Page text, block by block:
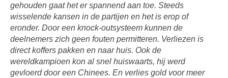
gehouden gaat het er spannend aan toe. Steeds
wisselende kansen in de partijen en het is erop of
eronder. Door een knock-outsysteem kunnen de
deelnemers zich geen fouten permitteren. Verliezen is
direct koffers pakken en naar huis. Ook de
wereldkampioen kon al snel huiswaarts, hij werd
gevloerd door een Chinees. En verlies gold voor meer